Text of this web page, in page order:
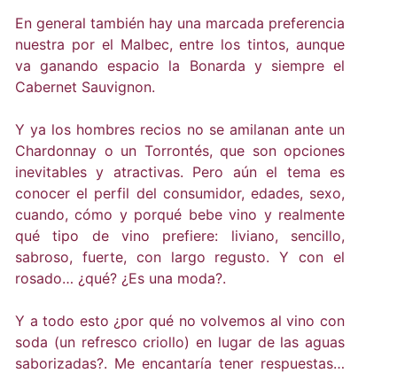
En general también hay una marcada preferencia
nuestra por el Malbec, entre los tintos, aunque
va ganando espacio la Bonarda y siempre el
Cabernet Sauvignon.
Y ya los hombres recios no se amilanan ante un
Chardonnay o un Torrontés, que son opciones
inevitables y atractivas. Pero aún el tema es
conocer el perfil del consumidor, edades, sexo,
cuando, cómo y porqué bebe vino y realmente
qué tipo de vino prefiere: liviano, sencillo,
sabroso, fuerte, con largo regusto. Y con el
rosado… ¿qué? ¿Es una moda?.
Y a todo esto ¿por qué no volvemos al vino con
soda (un refresco criollo) en lugar de las aguas
saborizadas?. Me encantaría tener respuestas…